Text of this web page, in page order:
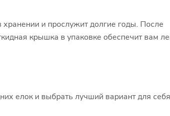
и прослужит долгие годы. После
крышка в упаковке обеспечит вам
елок и выбрать лучший вариант для